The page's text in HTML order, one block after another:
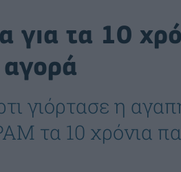
για τα 10
αγορά
γιόρτασε η
τα 10 χρόνια